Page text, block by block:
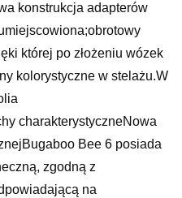
konstrukcja adapterów
której po złożeniu wózek
kolorystyczne w stelażu.W
charakterystyczneNowa
Bee 6 posiada
zgodną z
na